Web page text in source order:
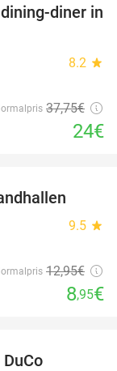
36%
diner in
8.2 star
37,75€
24€
9.5 star
12,95€
8,95€